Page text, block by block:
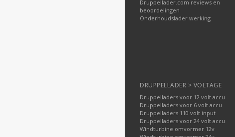
Druppellader.com reviews en
beoordelingen
Onderhoudslader werking
DRUPPELLADER > VOLTAGE
Druppelladers voor 12 volt accu
Druppelladers voor 6 volt accu
Druppelladers 110 volt input
Druppelladers voor 24 volt accu
Windturbine omvormer 12v